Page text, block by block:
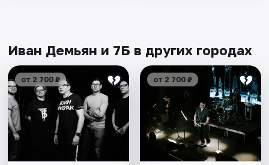
Иван Демьян и 7Б в других городах
от 2 700 ₽ от 2 700 ₽